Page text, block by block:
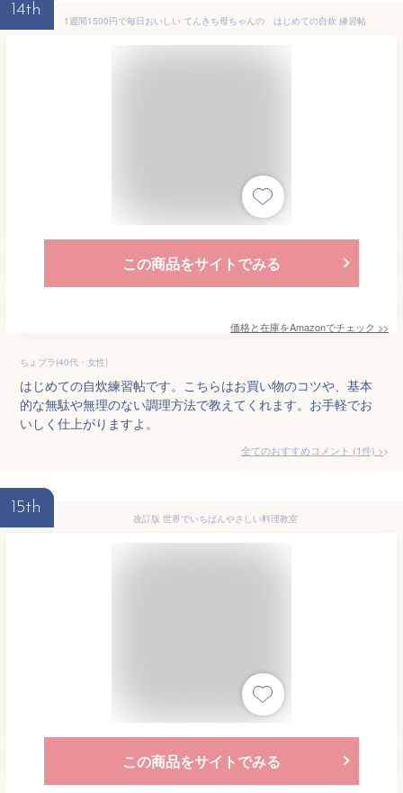
14th
1週間1500円で毎日おいしい てんきち母ちゃんの はじめての自炊 練習帖
この商品をサイトでみる
価格と在庫をAmazonでチェック >>
ちょプラ(40代・女性)
はじめての自炊練習帖です。こちらはお買い物のコツや、基本
的な無駄や無理のない調理方法で教えてくれます。お手軽でお
いしく仕上がりますよ。
全てのおすすめコメント (1件) >
15th
改訂版 世界でいちばんやさしい料理教室
この商品をサイトでみる